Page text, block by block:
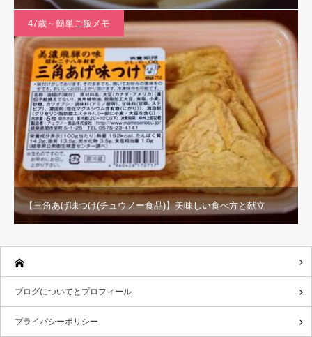
47歳～簡単ご飯メモ
【三角あげ味つけ(チュウノー食品)】美味しい食べ方と献立
ブログについてとプロフィール
プライバシーポリシー